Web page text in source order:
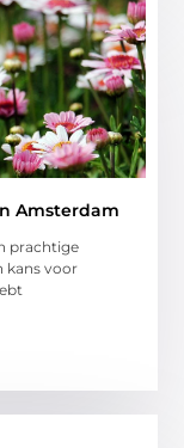
Amsterdam
prachtige
kans voor